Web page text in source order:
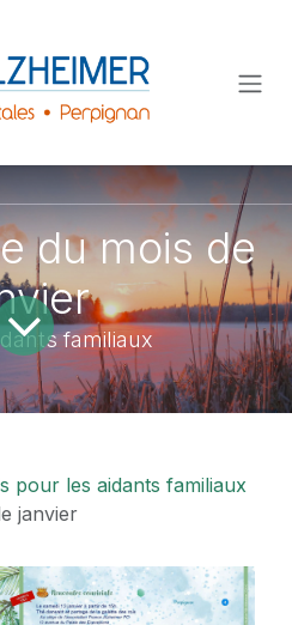
du mois de
familiaux
pour les aidants familiaux
janvier